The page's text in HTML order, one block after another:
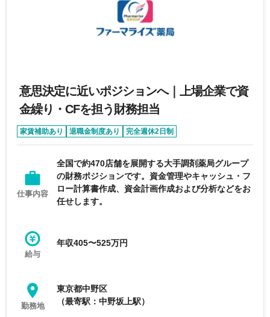
意思決定に近いポジションへ｜上場企業で資
金繰り・CFを担う財務担当
家賃補助あり 退職金制度あり
完全週休2日制
年間休日120日以上
上場企業
仕事内容
全国で約470店舗を展開する大手調剤薬局グループ
の財務ポジションです。資金管理やキャッシュ・フ
ロー計算書作成、資金計画作成および分析などをお
任せします。
給与
年収405〜525万円
勤務地
東京都中野区
（最寄駅：中野坂上駅）